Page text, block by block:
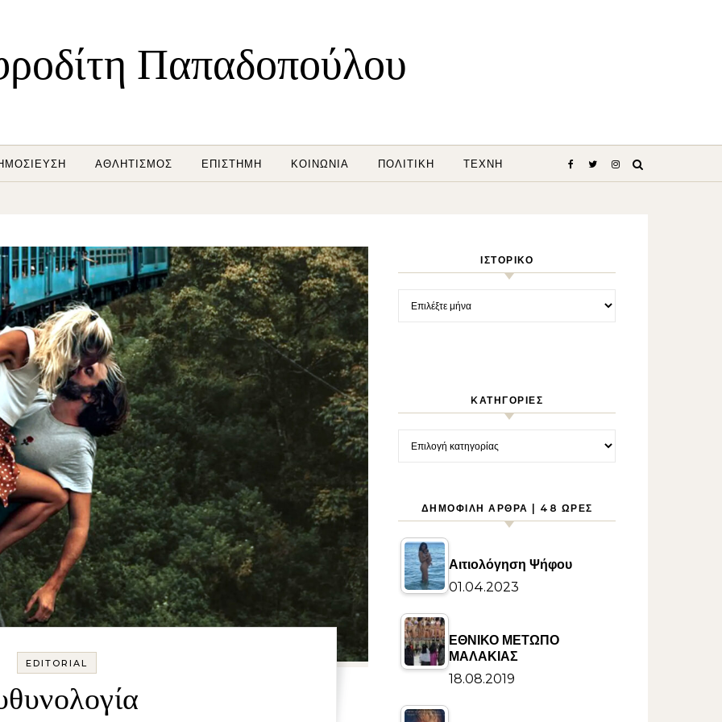
Παπαδοπούλου
ΑΘΛΗΤΙΣΜΌΣ ΕΠΙΣΤΉΜΗ ΚΟΙΝΩΝΊΑ ΠΟΛΙΤΙΚΉ ΤΈΧΝΗ
EDITORIAL
ΙΣΤΟΡΙΚΌ
Ιστορικό
KΑΤΗΓΟΡΊΕΣ
Kατηγορίες
ΔΗΜΟΦΙΛΉ ΆΡΘΡΑ | 48 ΏΡΕΣ
Αιτιολόγηση Ψήφου
01.04.2023
ΕΘΝΙΚΟ ΜΕΤΩΠΟ
ΜΑΛΑΚΙΑΣ
18.08.2019